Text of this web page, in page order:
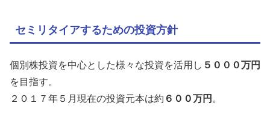
セミリタイアするための投資方針
個別株投資を中心とした様々な投資を活用し ５０００万円
を目指す。
２０１７年５月現在の投資元本は約 ６００万円 。